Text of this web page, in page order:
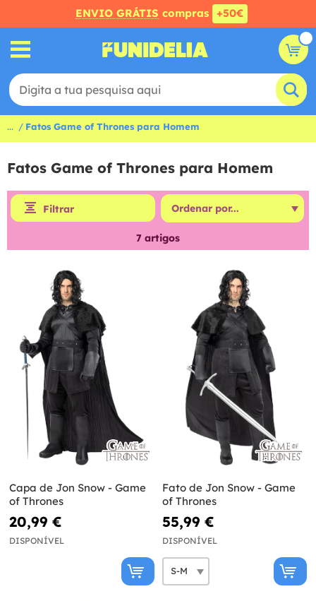
ENVIO GRÁTIS compras +50€
... Fatos Game of Thrones para Homem
Fatos Game of Thrones para Homem
Filtrar
7 artigos
Capa de Jon Snow - Game
of Thrones
20,99 €
DISPONÍVEL
Fato de Jon Snow - Game
of Thrones
55,99 €
DISPONÍVEL